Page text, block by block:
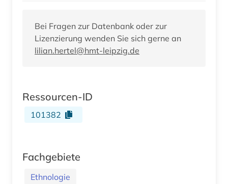
Bei Fragen zur Datenbank oder zur
Lizenzierung wenden Sie sich gerne an
lilian.hertel@hmt-leipzig.de
Ressourcen-ID
101382
Fachgebiete
Ethnologie